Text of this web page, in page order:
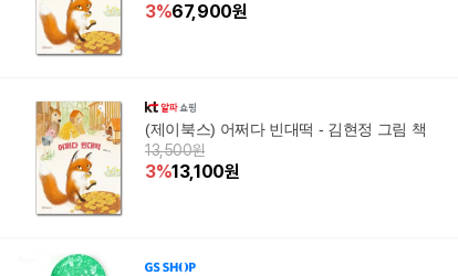
3%67,900원
(제이북스) 어쩌다 빈대떡 - 김현정 그림 책
13,500원
3%13,100원